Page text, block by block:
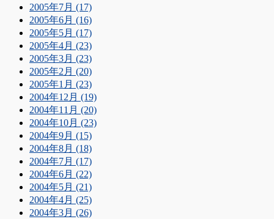
2005年7月 (17)
2005年6月 (16)
2005年5月 (17)
2005年4月 (23)
2005年3月 (23)
2005年2月 (20)
2005年1月 (23)
2004年12月 (19)
2004年11月 (20)
2004年10月 (23)
2004年9月 (15)
2004年8月 (18)
2004年7月 (17)
2004年6月 (22)
2004年5月 (21)
2004年4月 (25)
2004年3月 (26)